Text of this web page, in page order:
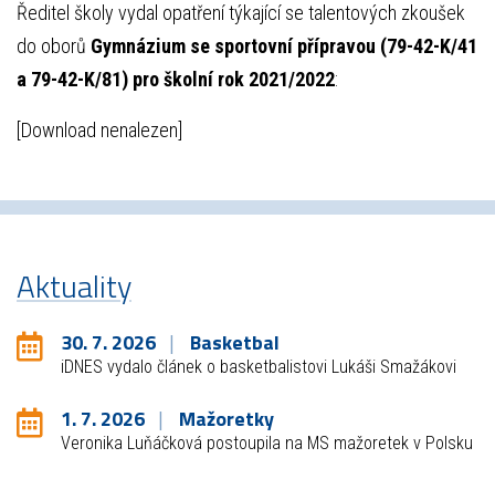
Ředitel školy vydal opatření týkající se talentových zkoušek
do oborů Gymnázium se sportovní přípravou (79-42-K/41
a 79-42-K/81) pro školní rok 2021/2022:
[Download nenalezen]
Aktuality
30. 7. 2026 Basketbal
iDNES vydalo článek o basketbalistovi Lukáši Smažákovi
1. 7. 2026 Mažoretky
Veronika Luňáčková postoupila na MS mažoretek v Polsku